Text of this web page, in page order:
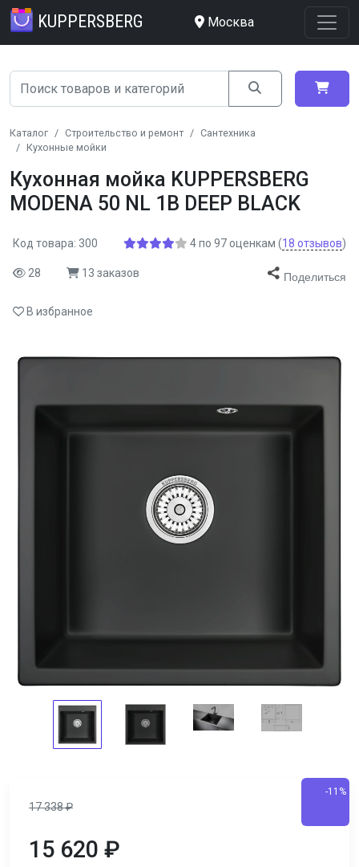
KUPPERSBERG Москва
Каталог Строительство и ремонт
Сантехника
Кухонные мойки
Кухонная мойка KUPPERSBERG
MODENA 50 NL 1B DEEP BLACK
Код товара: 300 4по 97 оценкам (18 отзывов)
28 13 заказов Поделиться
В избранное
17 338₽
-11%
15 620 ₽